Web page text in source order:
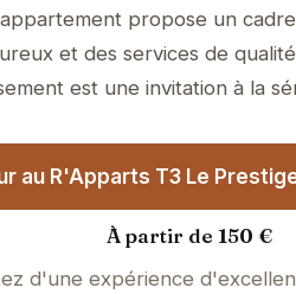
propose un
et des services de
est une invitation à la
au R'Apparts T3 Le
À partir de 150 €
d'une expérience